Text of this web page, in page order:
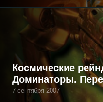
Космические
Доминаторы.
7 сентября 2007